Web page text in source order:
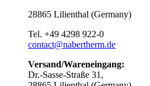
28865 Lilienthal (Germany)
Tel. +49 4298 922-0
contact@nabertherm.de
Versand/Wareneingang:
Dr.-Sasse-Straße 31,